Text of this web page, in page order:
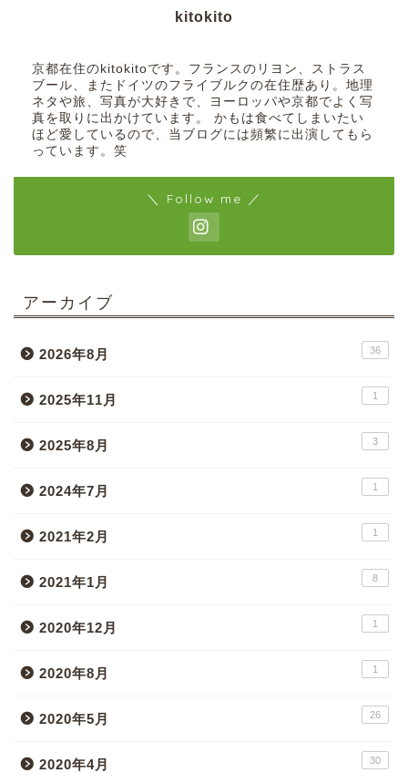
kitokito
京都在住のkitokitoです。フランスのリヨン、ストラス
ブール、またドイツのフライブルクの在住歴あり。地理
ネタや旅、写真が大好きで、ヨーロッパや京都でよく写
真を取りに出かけています。 かもは食べてしまいたい
ほど愛しているので、当ブログには頻繁に出演してもら
っています。笑
＼ Follow me ／
アーカイブ
2026年8月 36
2025年11月 1
2025年8月 3
2024年7月 1
2021年2月 1
2021年1月 8
2020年12月 1
2020年8月 1
2020年5月 26
2020年4月 30